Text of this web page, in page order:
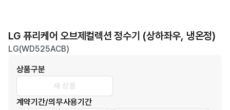
LG 퓨리케어 오브제컬렉션 정수기 (상하좌우, 냉온정)
LG(WD525ACB)
상품구분
새 상품
계약기간/의무사용기간